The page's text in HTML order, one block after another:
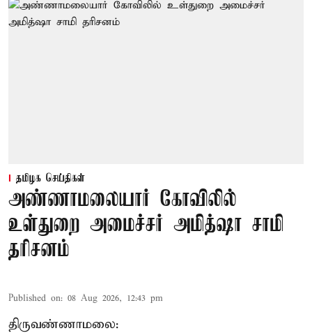
தமிழக செய்திகள்
அண்ணாமலையார் கோவிலில்
உள்துறை அமைச்சர் அமித்ஷா சாமி
தரிசனம்
Published on: 08 Aug 2026, 12:43 pm
திருவண்ணாமலை: